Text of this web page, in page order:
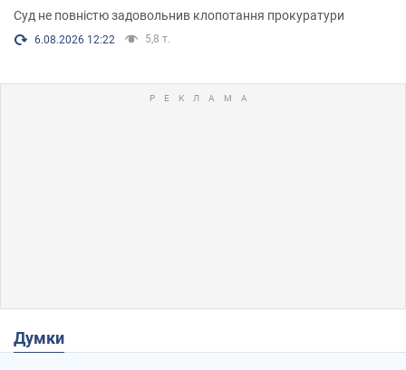
Суд не повністю задовольнив клопотання прокуратури
6.08.2026 12:22 5,8 т.
Думки